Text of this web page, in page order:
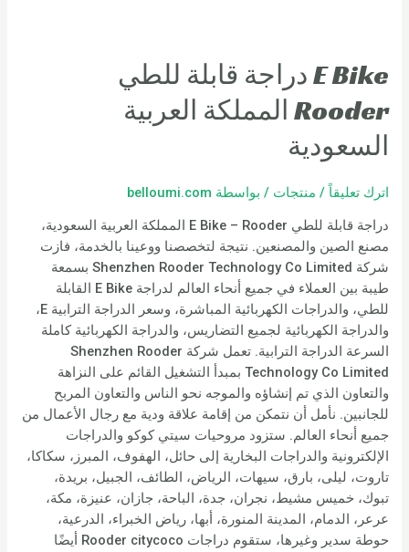
E Bike دراجة قابلة للطي
Rooder المملكة العربية
السعودية
اترك تعليقاً / منتجات / بواسطة belloumi.com
دراجة قابلة للطي E Bike – Rooder المملكة العربية السعودية،
مصنع الصين والمصنعين. نتيجة لتخصصنا ووعينا بالخدمة، فازت
شركة Shenzhen Rooder Technology Co Limited بسمعة
طيبة بين العملاء في جميع أنحاء العالم لدراجة E Bike القابلة
للطي، والدراجات الكهربائية المباشرة، وسعر الدراجة الترابية E،
والدراجة الكهربائية لجميع التضاريس، والدراجة الكهربائية كاملة
السرعة الدراجة الترابية. تعمل شركة Shenzhen Rooder
Technology Co Limited بمبدأ التشغيل القائم على النزاهة
والتعاون الذي تم إنشاؤه والموجه نحو الناس والتعاون المربح
للجانبين. نأمل أن نتمكن من إقامة علاقة ودية مع رجال الأعمال من
جميع أنحاء العالم. ستزود مروحيات سيتي كوكو والدراجات
الإلكترونية والدراجات البخارية إلى حائل، الهفوف، المبرز، سكاكا،
تاروت، ليلى، بارق، سيهات، الرياض، الطائف، الجبيل، بريدة،
تبوك، خميس مشيط، نجران، جدة، الباحة، جازان، عنيزة، مكة،
عرعر، الدمام، المدينة المنورة، أبها، رياض الخبراء، الدرعية،
حوطة سدير وغيرها، ستقوم دراجات Rooder citycoco أيضًا